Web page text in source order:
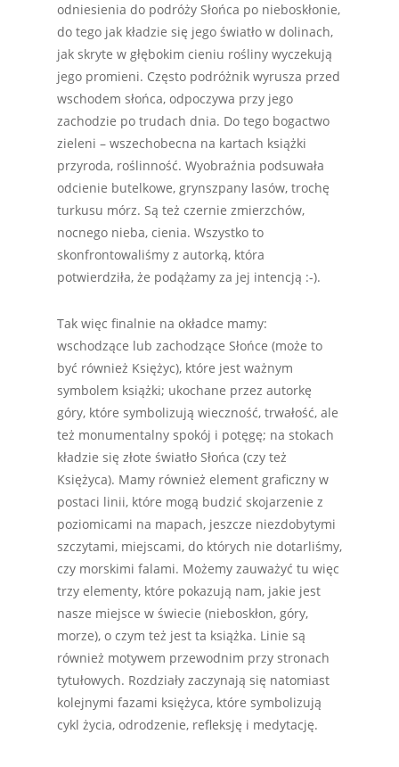
odniesienia do podróży Słońca po nieboskłonie,
do tego jak kładzie się jego światło w dolinach,
jak skryte w głębokim cieniu rośliny wyczekują
jego promieni. Często podróżnik wyrusza przed
wschodem słońca, odpoczywa przy jego
zachodzie po trudach dnia. Do tego bogactwo
zieleni – wszechobecna na kartach książki
przyroda, roślinność. Wyobraźnia podsuwała
odcienie butelkowe, grynszpany lasów, trochę
turkusu mórz. Są też czernie zmierzchów,
nocnego nieba, cienia. Wszystko to
skonfrontowaliśmy z autorką, która
potwierdziła, że podążamy za jej intencją :-).
Tak więc finalnie na okładce mamy:
wschodzące lub zachodzące Słońce (może to
być również Księżyc), które jest ważnym
symbolem książki; ukochane przez autorkę
góry, które symbolizują wieczność, trwałość, ale
też monumentalny spokój i potęgę; na stokach
kładzie się złote światło Słońca (czy też
Księżyca). Mamy również element graficzny w
postaci linii, które mogą budzić skojarzenie z
poziomicami na mapach, jeszcze niezdobytymi
szczytami, miejscami, do których nie dotarliśmy,
czy morskimi falami. Możemy zauważyć tu więc
trzy elementy, które pokazują nam, jakie jest
nasze miejsce w świecie (nieboskłon, góry,
morze), o czym też jest ta książka. Linie są
również motywem przewodnim przy stronach
tytułowych. Rozdziały zaczynają się natomiast
kolejnymi fazami księżyca, które symbolizują
cykl życia, odrodzenie, refleksję i medytację.